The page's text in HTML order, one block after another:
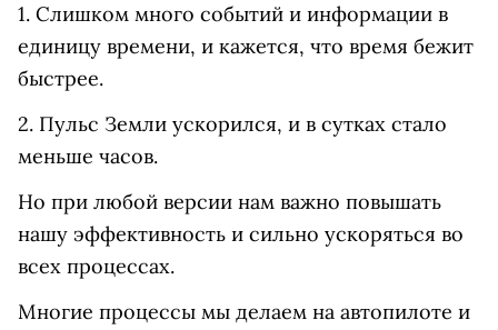
1. Слишком много событий и информации в
единицу времени, и кажется, что время бежит
быстрее.
2. Пульс Земли ускорился, и в сутках стало
меньше часов.
Но при любой версии нам важно повышать
нашу эффективность и сильно ускоряться во
всех процессах.
Многие процессы мы делаем на автопилоте и